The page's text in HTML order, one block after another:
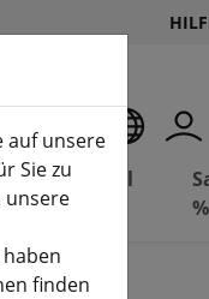
Basil
%
auf unsere
Sie zu
unsere
finden